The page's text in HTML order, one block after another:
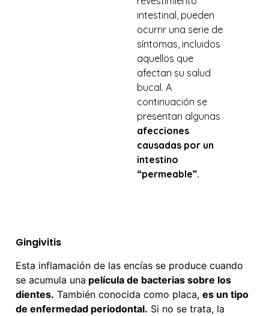
intestinal, pueden
ocurrir una serie de
síntomas, incluidos
aquellos que
afectan su salud
bucal. A
continuación se
presentan algunas
afecciones
causadas por un
intestino
“permeable”.
Gingivitis
Esta inflamación de las encías se produce cuando
se acumula una película de bacterias sobre los
dientes. También conocida como placa, es un tipo
de enfermedad periodontal. Si no se trata, la